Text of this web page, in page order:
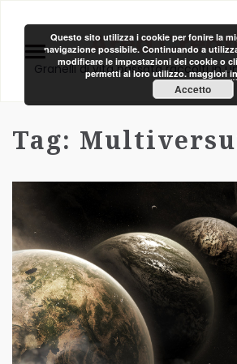
Area
Granelli di vita passata raccolti in
Tag:
Questo sito utilizza i cookie per fonire la
navigazione possibile. Continuando a
modificare le impostazioni dei cookie o
permetti al loro utilizzo.maggiori
Accetto